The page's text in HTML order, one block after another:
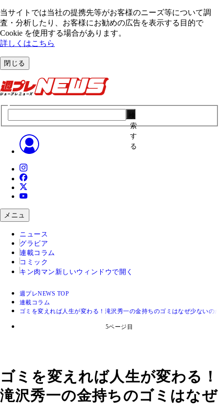
当サイトでは当社の提携先等がお客様のニーズ等について調
査・分析したり、お客様にお勧めの広告を表⽰する⽬的で
Cookie を使⽤する場合があります。
詳しくはこちら
閉じる
索
す
る
メニュ
ニュース
グラビア
連載コラム
コミック
キン肉マン 新しいウィンドウで開く
週プレNEWS TOP
連載コラム
ゴミを変えれば人生が変わる！滝沢秀一の金持ちのゴミはなぜ少ないの
5ページ目
ゴミを変えれば人生が変わる！
滝沢秀一の金持ちのゴミはなぜ